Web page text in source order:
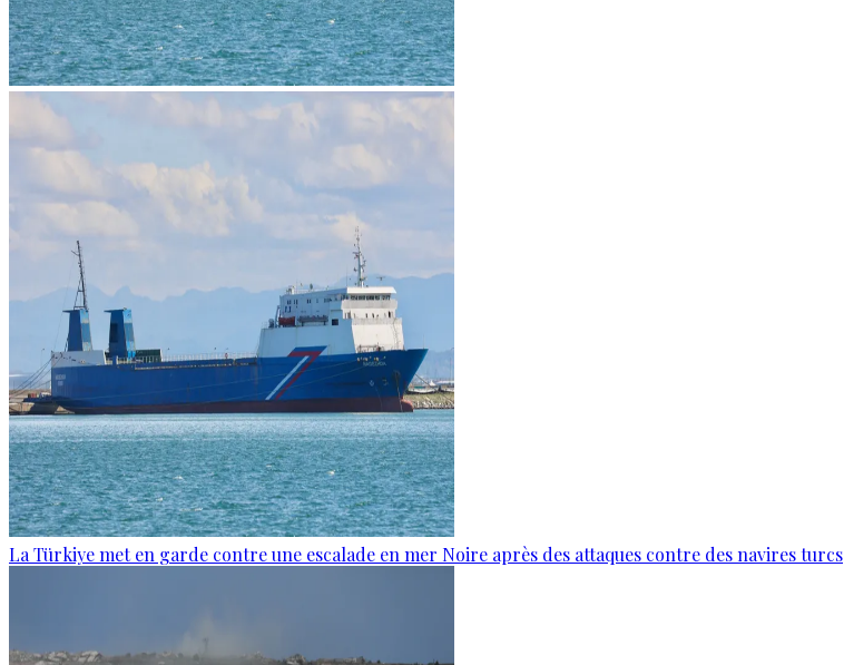
La Türkiye met en garde contre une escalade en mer Noire après des attaques contre des navires turcs